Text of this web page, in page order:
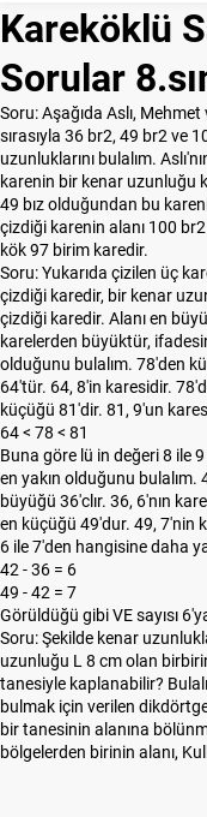
Kareköklü
Sorular
Soru: Aşağıda Aslı,
sırasıyla 36 br2, 49 br2 ve
uzunluklarını bulalım.
karenin bir kenar uzunluğu
49 bız olduğundan bu
çizdiği karenin alanı 100
kök 97 birim karedir.
Soru: Yukarıda çizilen üç
çizdiği karedir, bir kenar
çizdiği karedir. Alanı en
karelerden büyüktür,
olduğunu bulalım. 78'den
64'tür. 64, 8'in karesidir.
küçüğü 81'dir. 81, 9'un
64 < 78 < 81
Buna göre lü in değeri 8 ile
en yakın olduğunu bulalım.
büyüğü 36'clır. 36, 6'nın
en küçüğü 49'dur. 49, 7'nin
6 ile 7'den hangisine daha
42 - 36 = 6
49 - 42 = 7
Görüldüğü gibi VE sayısı
Soru: Şekilde kenar
uzunluğu L 8 cm olan
tanesiyle kaplanabilir?
bulmak için verilen
bir tanesinin alanına
bölgelerden birinin alanı,